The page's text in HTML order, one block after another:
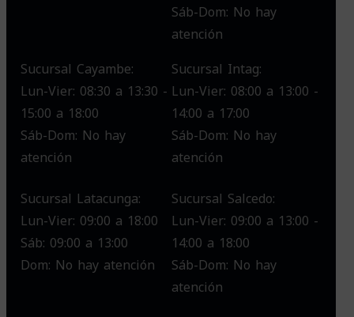
Sáb-Dom: No hay
atención
Sucursal Cayambe:
Lun-Vier: 08:30 a 13:30 -
15:00 a 18:00
Sáb-Dom: No hay
atención
Sucursal Intag:
Lun-Vier: 08:00 a 13:00 -
14:00 a 17:00
Sáb-Dom: No hay
atención
Sucursal Latacunga:
Lun-Vier: 09:00 a 18:00
Sáb: 09:00 a 13:00
Dom: No hay atención
Sucursal Salcedo:
Lun-Vier: 09:00 a 13:00 -
14:00 a 18:00
Sáb-Dom: No hay
atención